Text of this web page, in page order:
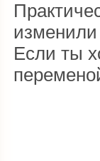
Если ты